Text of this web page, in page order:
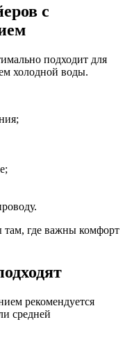
с
подходит для
холодной воды.
там, где важны комфорт
рекомендуется
средней